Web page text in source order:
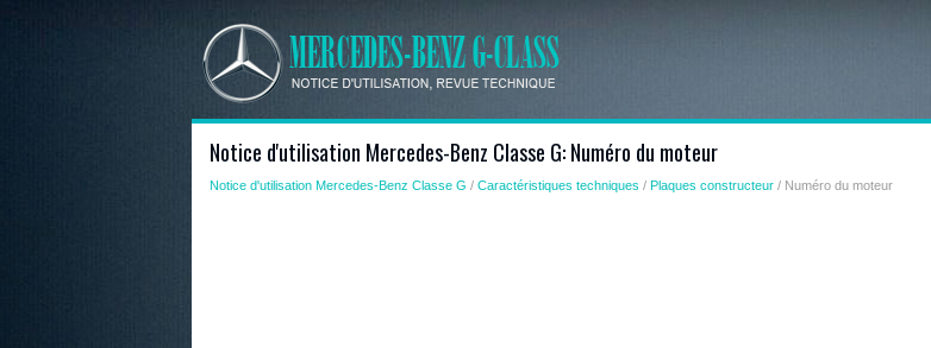
Notice d'utilisation Mercedes-Benz Classe G: Numéro du moteur
Notice d'utilisation Mercedes-Benz Classe G / Caractéristiques techniques / Plaques constructeur/ Numéro du moteur